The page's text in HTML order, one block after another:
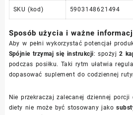
SKU (kod) 5903148621494
Sposób użycia i ważne
Aby w pełni wykorzystać potencjał
Spójnie trzymaj się instrukcji: spożyj2
podczas posiłku. Taki rytm ułatwia
dopasować suplement do codziennej
Nie przekraczaj zalecanej dziennej porcji
diety nie może być stosowany jako